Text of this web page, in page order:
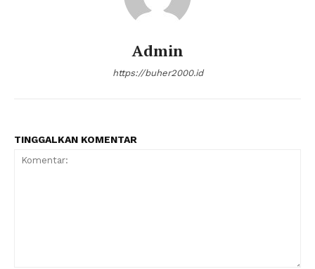
Admin
https://buher2000.id
TINGGALKAN KOMENTAR